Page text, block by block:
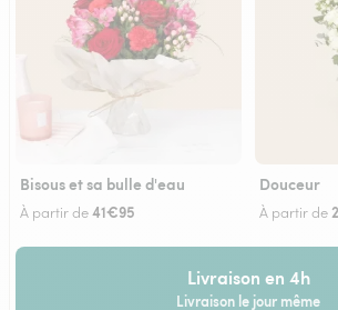
Bisous et sa bulle d'eau
À partir de41€95
Douceur
À partir de
Livraison en 4h
Livraison le jour même